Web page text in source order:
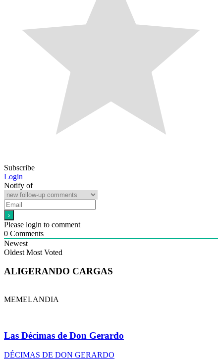
Subscribe
Login
Notify of
Please login to comment
0 Comments
Newest
Oldest Most Voted
ALIGERANDO CARGAS
MEMELANDIA
Las Décimas de Don Gerardo
DÉCIMAS DE DON GERARDO